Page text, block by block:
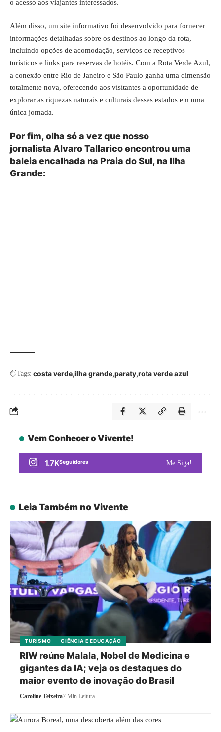
o acesso aos viajantes interessados.
Além disso, um site informativo foi desenvolvido para fornecer
informações detalhadas sobre os destinos ao longo da rota,
incluindo opções de acomodação, serviços de receptivos
turísticos e links para reservas de hotéis. Com a Rota Verde Azul,
a conexão entre Rio de Janeiro e São Paulo ganha uma dimensão
totalmente nova, oferecendo aos visitantes a oportunidade de
explorar as riquezas naturais e culturais desses estados em uma
única jornada.
Por fim, olha só a vez que nosso
jornalista Alvaro Tallaricoencontrou uma
baleia encalhada na Praia do Sul, na Ilha
Grande:
Tags: costa verde ilha grande paraty rota verde azul
Vem Conhecer o Vivente!
1.7KSeguidores Me Siga!
Leia Também no Vivente
TURISMO CIÊNCIA E EDUCAÇÃO
RIW reúne Malala, Nobel de Medicina e
gigantes da IA; veja os destaques do
maior evento de inovação do Brasil
Caroline Teixeira7 Min Leitura